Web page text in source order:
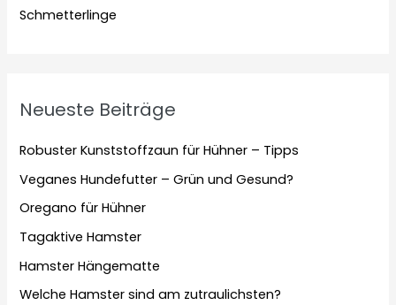
Schmetterlinge
Neueste Beiträge
Robuster Kunststoffzaun für Hühner – Tipps
Veganes Hundefutter – Grün und Gesund?
Oregano für Hühner
Tagaktive Hamster
Hamster Hängematte
Welche Hamster sind am zutraulichsten?